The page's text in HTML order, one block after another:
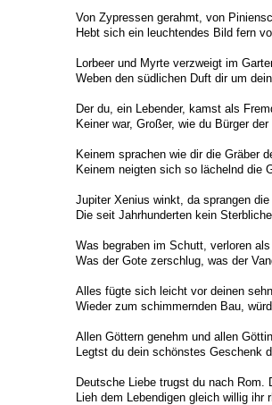
Von Zypressen gerahmt, von
Hebt sich ein leuchtendes Bild fern
Lorbeer und Myrte verzweigt im
Weben den südlichen Duft dir um
Der du, ein Lebender, kamst als
Keiner war, Großer, wie du Bürger
Keinem sprachen wie dir die Gräber
Keinem neigten sich so lächelnd die
Jupiter Xenius winkt, da sprangen die
Die seit Jahrhunderten kein
Was begraben im Schutt, verloren
Was der Gote zerschlug, was der
Alles fügte sich leicht vor deinen
Wieder zum schimmernden Bau,
Allen Göttern genehm und allen
Legtst du dein schönstes Geschenk
Deutsche Liebe trugst du nach Rom.
Lieh dem Lebendigen gleich willig ihr